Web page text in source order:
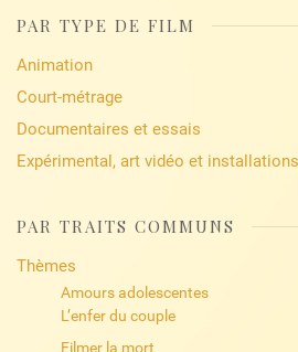
PAR TYPE DE FILM
Animation
Court-métrage
Documentaires et essais
Expérimental, art vidéo et
PAR TRAITS COMMUNS
Thèmes
Amours adolescentes
L’enfer du couple
Filmer la mort